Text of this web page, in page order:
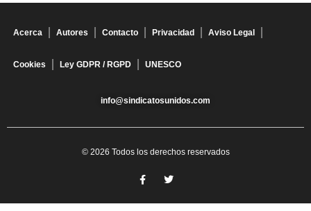
Acerca Autores Contacto Privacidad Aviso Legal
Cookies Ley GDPR / RGPD UNESCO
info@sindicatosunidos.com
© 2026 Todos los derechos reservados